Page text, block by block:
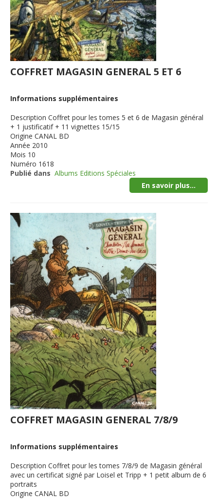
COFFRET MAGASIN GENERAL 5 ET 6
Informations supplémentaires
Description Coffret pour les tomes 5 et 6 de Magasin général
+ 1 justificatif + 11 vignettes 15/15
Origine CANAL BD
Année 2010
Mois 10
Numéro 1618
Publié dans Albums Editions Spéciales
En savoir plus...
COFFRET MAGASIN GENERAL 7/8/9
Informations supplémentaires
Description Coffret pour les tomes 7/8/9 de Magasin général
avec un certificat signé par Loisel et Tripp + 1 petit album de 6
portraits
Origine CANAL BD